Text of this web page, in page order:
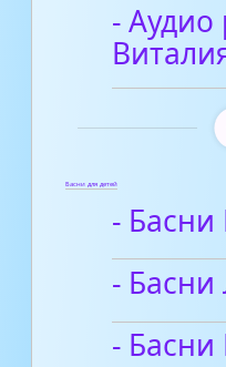
- Аудио
Басни для детей
-
-
-